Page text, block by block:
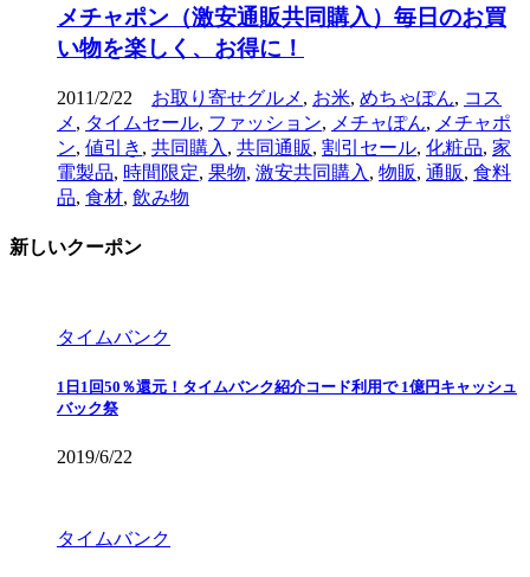
メチャポン（激安通販共同購入）毎日のお買
い物を楽しく、お得に！
2011/2/22 お取り寄せグルメ , お米, めちゃぽん, コス
メ , タイムセール, ファッション, メチャぽん, メチャポ
ン, 値引き , 共同購入 , 共同通販, 割引セール, 化粧品, 家
電製品, 時間限定, 果物, 激安共同購入 , 物販, 通販, 食料
品, 食材, 飲み物
新しいクーポン
タイムバンク
1日1回50％還元！タイムバンク紹介コード利用で 1億円キャッシュ
バック祭
2019/6/22
タイムバンク